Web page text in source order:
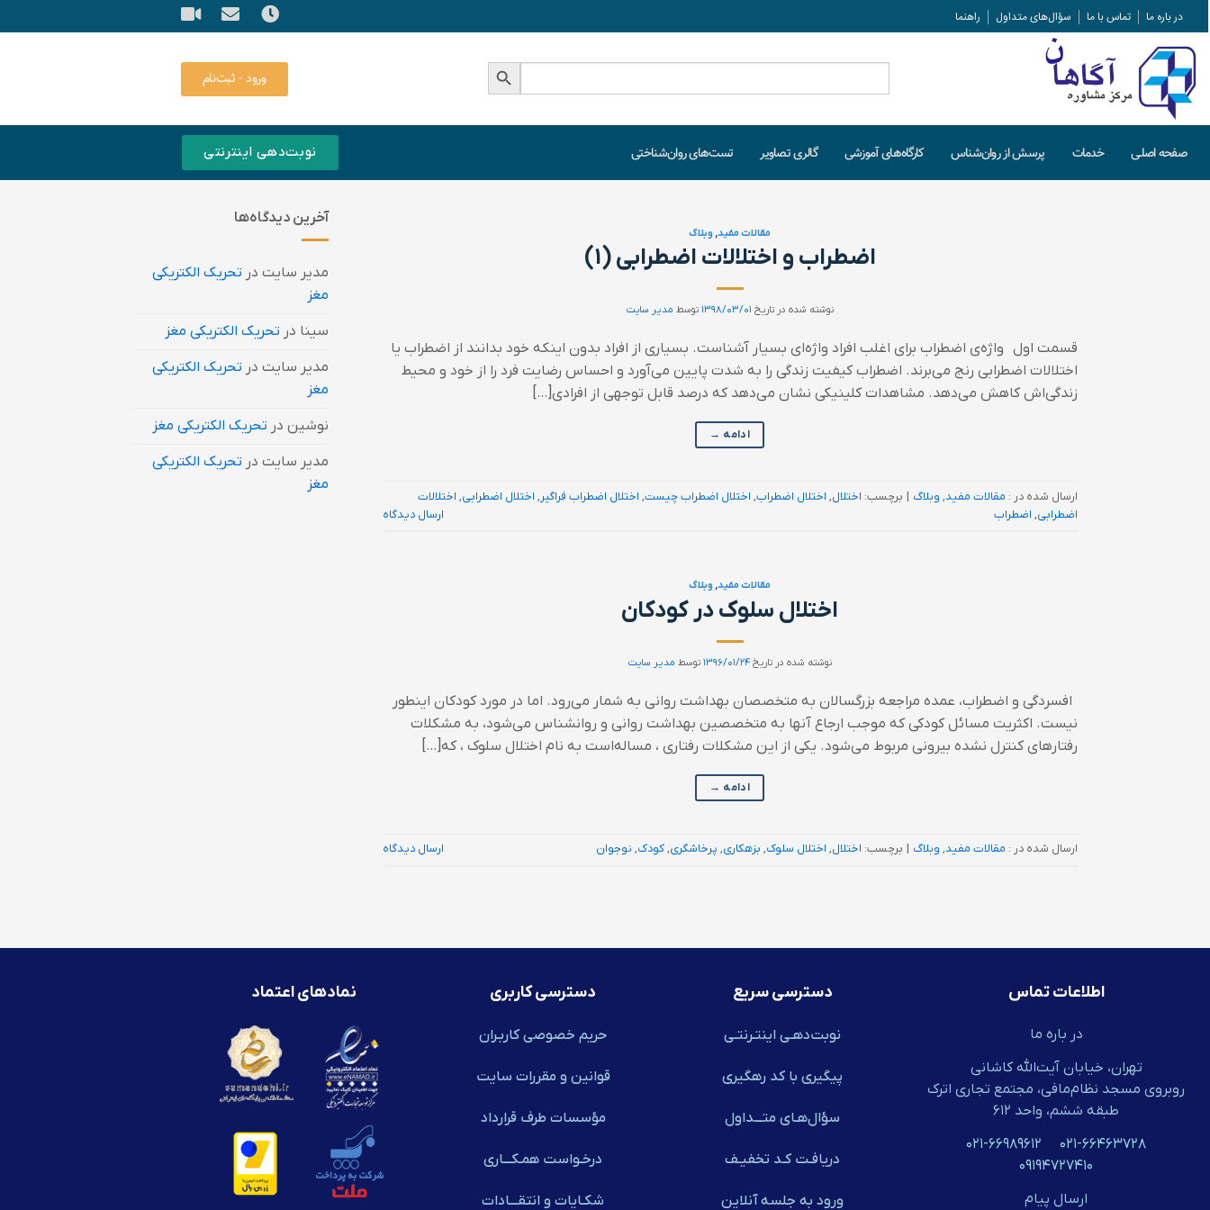
در باره ما تماس با ما سؤال‌های متداول راهنما
جستجو دکمه جستجو
ورود - ثبت‌نام
صفحه اصلـی خدمات پرسش از روان‌شناس کارگاه‌های آموزشی گالری تصاویر تست‌های روان‌شناختی نوبت‌دهی اینترنتی
مقالات مفید, وبلاگ
اضطراب و اختلالات اضطرابی (۱)
نوشته شده در تاریخ ۱۳۹۸/۰۳/۰۱ توسط مدیر سایت
قسمت اول واژه‌ی اضطراب برای اغلب افراد واژه‌ای بسیار آشناست. بسیاری از افراد بدون اینکه خود بدانند از اضطراب یا
اختلالات اضطرابی رنج می‌برند. اضطراب کیفیت زندگی را به شدت پایین می‌آورد و احساس رضایت فرد را از خود و محیط
زندگی‌اش کاهش می‌دهد. مشاهدات کلینیکی نشان می‌دهد که درصد قابل توجهی از افرادی[…]
ادامه →
ارسال شده در : مقالات مفید, وبلاگ | برچسب: اختلال, اختلال اضطراب, اختلال اضطراب چیست, اختلال اضطراب فراگیر, اختلال اضطرابی, اختلالات
اضطرابی, اضطراب ارسال دیدگاه
مقالات مفید, وبلاگ
اختلال سلوک در کودکان
نوشته شده در تاریخ۱۳۹۶/۰۱/۲۴ توسط مدیر سایت
افسردگی و اضطراب، عمده مراجعه بزرگسالان به متخصصان بهداشت روانی به شمار می‌رود. اما در مورد کودکان اینطور
نیست. اکثریت مسائل کودکی که موجب ارجاع آنها به متخصصین بهداشت روانی و روانشناس می‌شود، به مشکلات
رفتارهای کنترل نشده بیرونی مربوط می‌شود. یکی از این مشکلات رفتاری ، مساله‌است به نام اختلال سلوک ، که[…]
ادامه →
ارسال شده در : مقالات مفید, وبلاگ | برچسب: اختلال, اختلال سلوک, بزهکاری, پرخاشگری,کودک, نوجوان ارسال دیدگاه
آخرین دیدگاه‌ها
مدیر سایت در تحریک الکتریکی
مغز
سینا در تحریک الکتریکی مغز
مدیر سایت در تحریک الکتریکی
مغز
نوشین در تحریک الکتریکی مغز
مدیر سایت در تحریک الکتریکی
مغز
اطلاعات تماس
در باره ما
تهران، خیابان آیت‌الله کاشانی
روبروی مسجد نظام‌مافی، مجتمع تجاری اترک
طبقه ششم، واحد ۶۱۲
۰۲۱-۶۶۴۶۳۷۲۸
۰۲۱-۶۶۹۸۹۶۱۲
۰۹۱۹۴۷۲۷۴۱۰
ارسال پیام
دسترسی سریع
نوبت‌دهـی اینتـرنتـی
پیگیری با کد رهگیری
سؤال‌هـای متـــداول
دریافـت کـد تخفیـف
ورود به جلسه آنلاین
دسترسی کاربری
حریم خصوصی کاربـران
قوانین و مقررات سایت
مؤسسات طرف قرارداد
درخـواست همـکـــاری
شکـایات و انتقـــادات
نمادهای اعتماد